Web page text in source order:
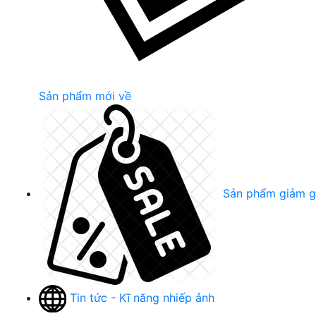
Sản phẩm mới về
Sản phẩm giảm
Tin tức - Kĩ năng nhiếp ảnh